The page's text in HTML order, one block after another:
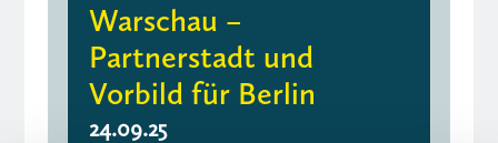
Warschau –
Partnerstadt und
Vorbild für Berlin
24.09.25